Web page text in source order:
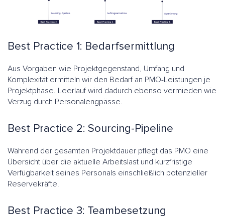
Best Practice 1: Bedarfsermittlung
Aus Vorgaben wie Projektgegenstand, Umfang und
Komplexität ermitteln wir den Bedarf an PMO-Leistungen je
Projektphase. Leerlauf wird dadurch ebenso vermieden wie
Verzug durch Personalengpässe.
Best Practice 2: Sourcing-Pipeline
Während der gesamten Projektdauer pflegt das PMO eine
Übersicht über die aktuelle Arbeitslast und kurzfristige
Verfügbarkeit seines Personals einschließlich potenzieller
Reservekräfte.
Best Practice 3: Teambesetzung